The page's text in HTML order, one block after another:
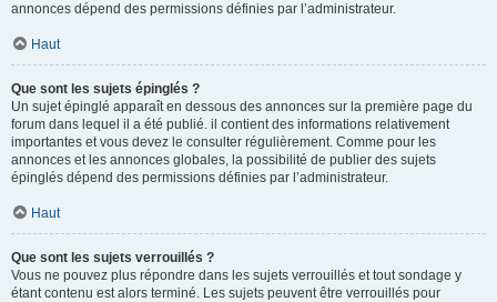
annonces dépend des permissions définies par l’administrateur.
Haut
Que sont les sujets épinglés ?
Un sujet épinglé apparaît en dessous des annonces sur la première page du
forum dans lequel il a été publié. il contient des informations relativement
importantes et vous devez le consulter régulièrement. Comme pour les
annonces et les annonces globales, la possibilité de publier des sujets
épinglés dépend des permissions définies par l’administrateur.
Haut
Que sont les sujets verrouillés ?
Vous ne pouvez plus répondre dans les sujets verrouillés et tout sondage y
étant contenu est alors terminé. Les sujets peuvent être verrouillés pour